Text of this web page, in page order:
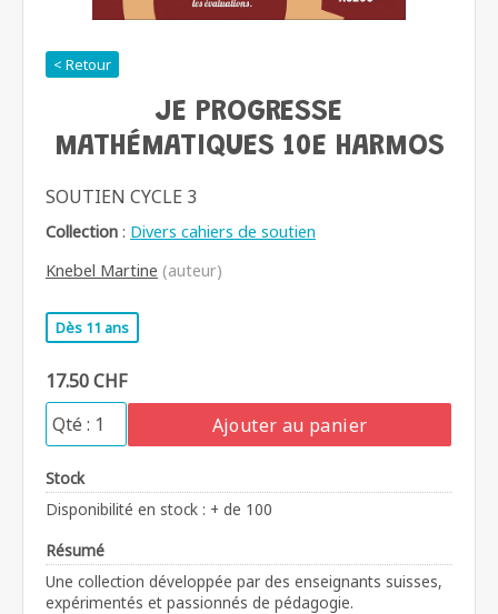
< Retour
JE PROGRESSE
MATHÉMATIQUES 10E HARMOS
SOUTIEN CYCLE 3
Collection : Divers cahiers de soutien
Knebel Martine (auteur)
Dès 11 ans
17.50 CHF
Ajouter au panier
Stock
Disponibilité en stock : + de 100
Résumé
Une collection développée par des enseignants suisses,
expérimentés et passionnés de pédagogie.